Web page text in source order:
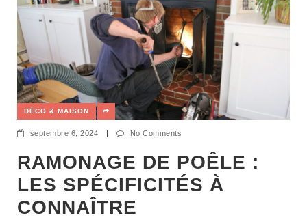
DÉCO & MAISON
septembre 6, 2024 | No Comments
RAMONAGE DE POÊLE :
LES SPÉCIFICITÉS À
CONNAÎTRE